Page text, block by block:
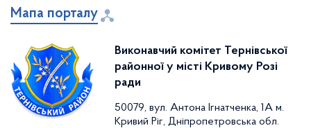
Мапа порталу
Виконавчий комітет Тернівської
районної у місті Кривому Розі
ради
50079, вул. Антона Ігнатченка, 1А м.
Кривий Ріг, Дніпропетровська обл.